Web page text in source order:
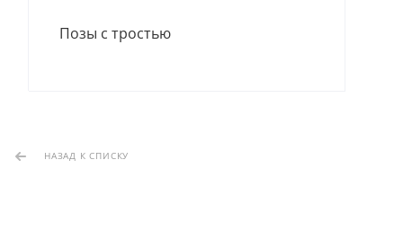
Позы с тростью
НАЗАД К СПИСКУ